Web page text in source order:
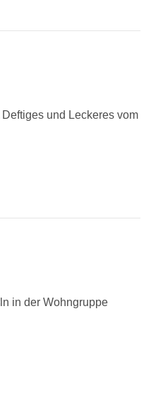
und Leckeres vom
in der Wohngruppe